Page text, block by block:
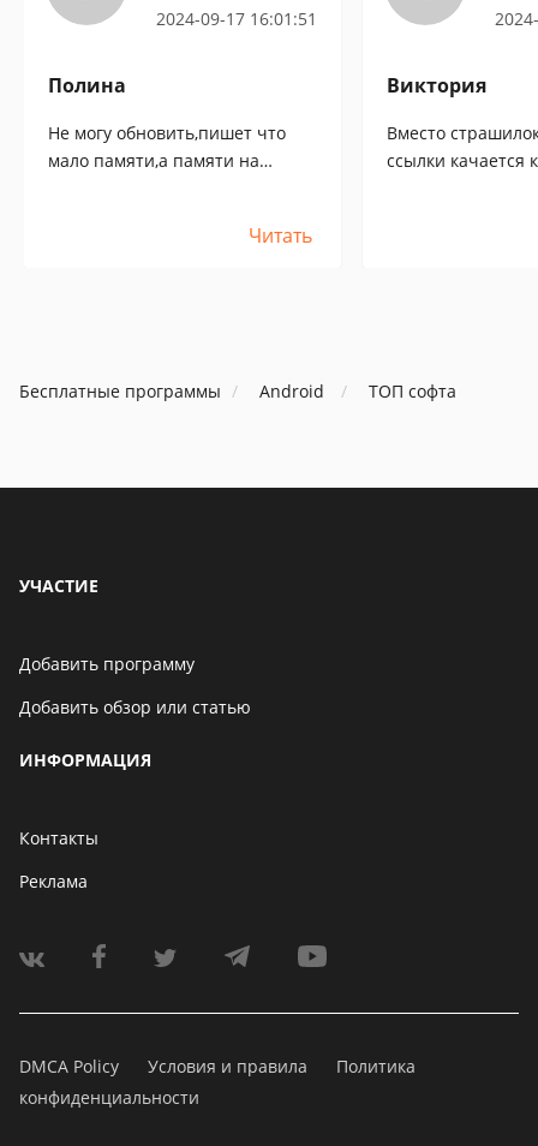
2024-09-17 16:01:51
Полина
Не могу обновить,пишет что
мало памяти,а памяти на
Читать
Виктория
Вместо
ссылки качается
Бесплатные программы Android ТОП софта
УЧАСТИЕ
Добавить программу
Добавить обзор или статью
ИНФОРМАЦИЯ
Контакты
Реклама
DMCA Policy Условия и правила
Политика
конфиденциальности